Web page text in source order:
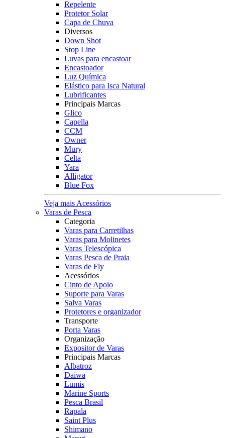
Repelente
Protetor Solar
Capa de Chuva
Diversos
Down Shot
Stop Line
Luvas para encastoar
Encastoador
Luz Química
Elástico para Isca Natural
Lubrificantes
Principais Marcas
Glico
Capella
CCM
Owner
Mury
Celta
Yara
Alligator
Blue Fox
Veja mais Acessórios
Varas de Pesca
Categoria
Varas para Carretilhas
Varas para Molinetes
Varas Telescópica
Varas Pesca de Praia
Varas de Fly
Acessórios
Cinto de Apoio
Suporte para Varas
Salva Varas
Protetores e organizador
Transporte
Porta Varas
Organização
Expositor de Varas
Principais Marcas
Albatroz
Daiwa
Lumis
Marine Sports
Pesca Brasil
Rapala
Saint Plus
Shimano